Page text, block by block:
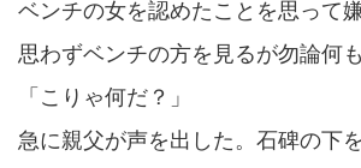
ベンチの女を認めたことを思って
思わずベンチの方を見るが勿論何
「こりゃ何だ？」
急に親父が声を出した。石碑の下